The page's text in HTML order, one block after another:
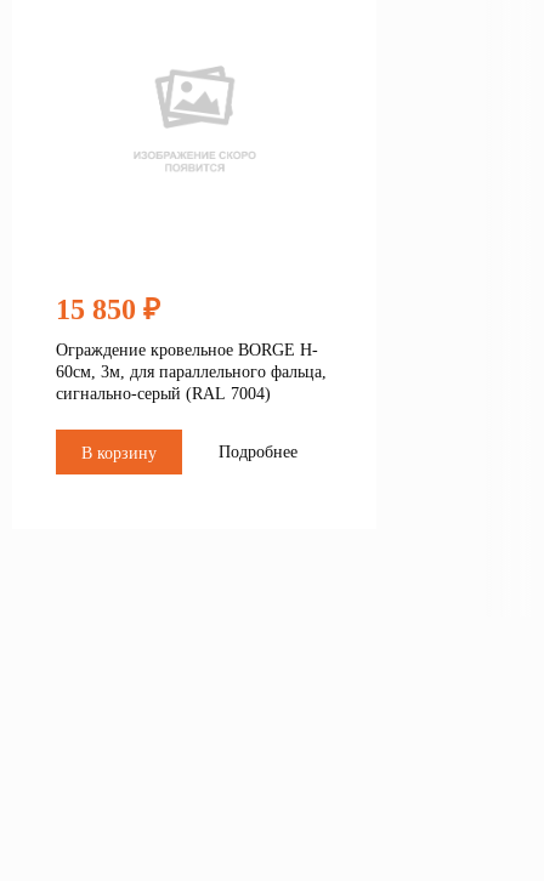
15 850 ₽
Ограждение кровельное BORGE H-
60см, 3м, для параллельного фальца,
сигнально-серый (RAL 7004)
В корзину Подробнее